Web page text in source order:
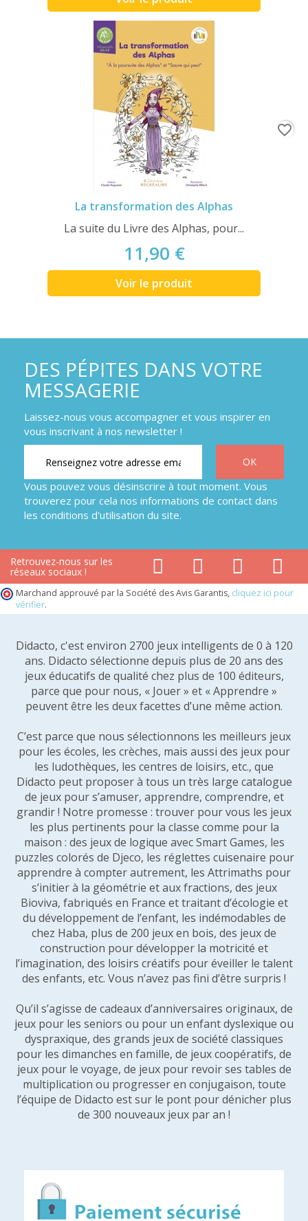
La transformation des Alphas
La suite du Livre des Alphas, pour...
11,90 €
Voir le produit
favorite_border
DES PÉPITES DANS VOTRE
MESSAGERIE
Laissez-nous vous accompagner et vous inspirer en
vous inscrivant à nos newsletter !
Vous pouvez vous désinscrire à tout moment. Vous
trouverez pour cela nos informations de contact dans
les conditions d'utilisation du site.
Retrouvez-nous sur les
réseaux sociaux !
Marchand approuvé par la Société des Avis Garantis, cliquez ici pour
vérifier.
Didacto, c'est environ 2700 jeux intelligents de 0 à 120
ans. Didacto sélectionne depuis plus de 20 ans des
jeux éducatifs de qualité chez plus de 100 éditeurs,
parce que pour nous, « Jouer » et « Apprendre »
peuvent être les deux facettes d’une même action.
C’est parce que nous sélectionnons les meilleurs jeux
pour les écoles, les crèches, mais aussi des jeux pour
les ludothèques, les centres de loisirs, etc., que
Didacto peut proposer à tous un très large catalogue
de jeux pour s’amuser, apprendre, comprendre, et
grandir ! Notre promesse : trouver pour vous les jeux
les plus pertinents pour la classe comme pour la
maison : des jeux de logique avec Smart Games, les
puzzles colorés de Djeco, les réglettes cuisenaire pour
apprendre à compter autrement, les Attrimaths pour
s’initier à la géométrie et aux fractions, des jeux
Bioviva, fabriqués en France et traitant d’écologie et
du développement de l’enfant, les indémodables de
chez Haba, plus de 200 jeux en bois, des jeux de
construction pour développer la motricité et
l’imagination, des loisirs créatifs pour éveiller le talent
des enfants, etc. Vous n’avez pas fini d’être surpris !
Qu’il s’agisse de cadeaux d’anniversaires originaux, de
jeux pour les seniors ou pour un enfant dyslexique ou
dyspraxique, des grands jeux de société classiques
pour les dimanches en famille, de jeux coopératifs, de
jeux pour le voyage, de jeux pour revoir ses tables de
multiplication ou progresser en conjugaison, toute
l’équipe de Didacto est sur le pont pour dénicher plus
de 300 nouveaux jeux par an !